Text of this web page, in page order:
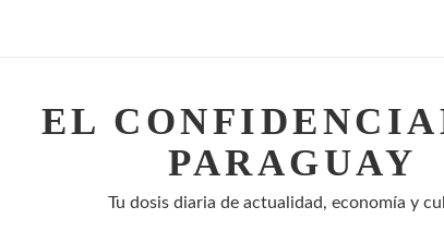
EL
PARAGUAY
Tu dosis diaria de actualidad, economía y